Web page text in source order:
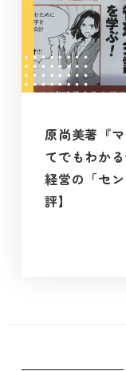
原尚美著『
てでもわか
経営の「セ
評】